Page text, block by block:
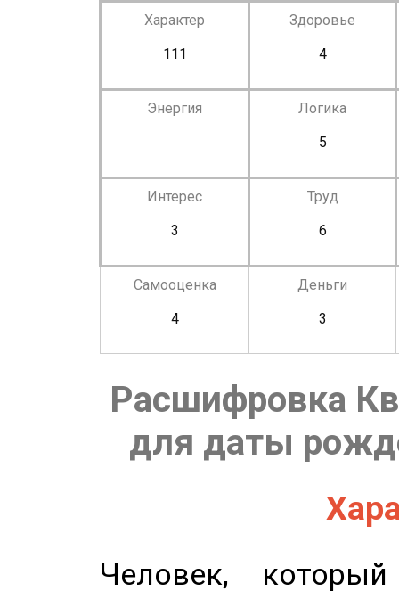
Характер
111
Здоровье
4
Энергия
Логика
5
Интерес
3
Труд
6
Самооценка
4
Деньги
3
Расшифровка
для даты
Человек,